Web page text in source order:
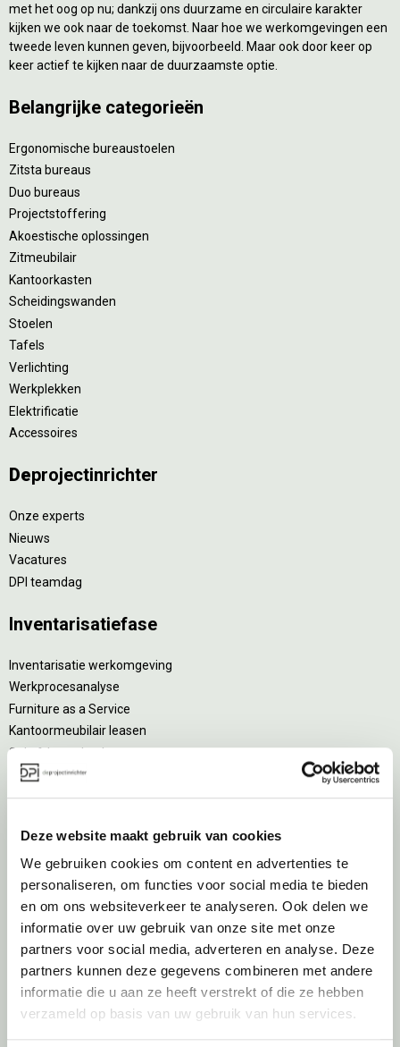
Deze website maakt gebruik van cookies
We gebruiken cookies om content en advertenties te
personaliseren, om functies voor social media te bieden
en om ons websiteverkeer te analyseren. Ook delen we
informatie over uw gebruik van onze site met onze
partners voor social media, adverteren en analyse. Deze
partners kunnen deze gegevens combineren met andere
informatie die u aan ze heeft verstrekt of die ze hebben
verzameld op basis van uw gebruik van hun services.
met het oog op nu; dankzij ons duurzame en circulaire karakter
kijken we ook naar de toekomst. Naar hoe we werkomgevingen een
tweede leven kunnen geven, bijvoorbeeld. Maar ook door keer op
keer actief te kijken naar de duurzaamste optie.
Belangrijke categorieën
Ergonomische bureaustoelen
Zitsta bureaus
Duo bureaus
Projectstoffering
Akoestische oplossingen
Zitmeubilair
Kantoorkasten
Scheidingswanden
Stoelen
Tafels
Verlichting
Werkplekken
Elektrificatie
Accessoires
Deprojectinrichter
Onze experts
Nieuws
Vacatures
DPI teamdag
Inventarisatiefase
Inventarisatie werkomgeving
Werkprocesanalyse
Furniture as a Service
Kantoormeubilair leasen
Sale & Leaseback
Refurbished kantoormeubilair
Retourname van inventaris
Creatiefase
Interieurontwerp
Styling en beplanting
Circulair inrichten
Akoestisch advies
Ergonomisch advies
Lichtadvies